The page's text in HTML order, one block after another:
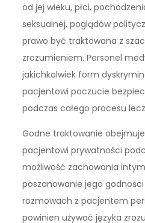
od jej wieku, płci,
seksualnej, poglądów
prawo być traktowana z
zrozumieniem. Personel
jakichkolwiek form
pacjentowi poczucie
podczas całego procesu
Godne traktowanie
pacjentowi prywatności
możliwość zachowania
poszanowanie jego
rozmowach z pacjentem
powinien używać języka